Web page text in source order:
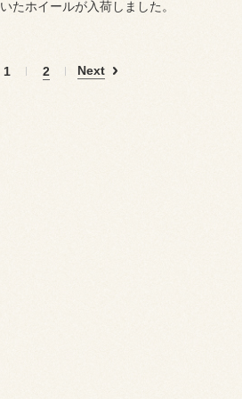
たホイールが入荷しました。
1 2 Next